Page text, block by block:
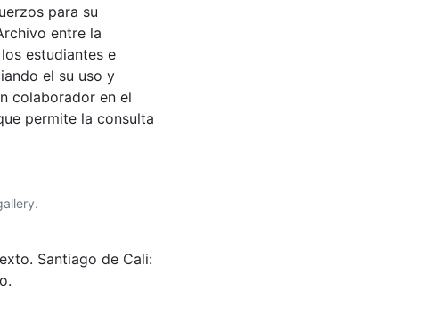
para su
entre la
estudiantes e
el su uso y
colaborador en el
permite la consulta
Santiago de Cali: